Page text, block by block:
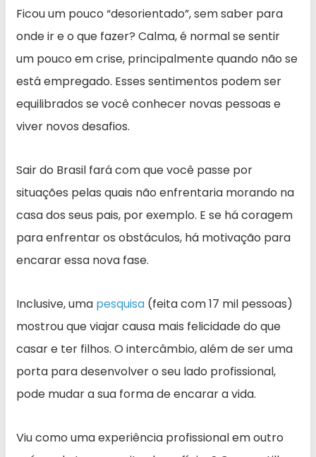
Ficou um pouco “desorientado”, sem saber para
onde ir e o que fazer? Calma, é normal se sentir
um pouco em crise, principalmente quando não se
está empregado. Esses sentimentos podem ser
equilibrados se você conhecer novas pessoas e
viver novos desafios.
Sair do Brasil fará com que você passe por
situações pelas quais não enfrentaria morando na
casa dos seus pais, por exemplo. E se há coragem
para enfrentar os obstáculos, há motivação para
encarar essa nova fase.
Inclusive, uma pesquisa (feita com 17 mil pessoas)
mostrou que viajar causa mais felicidade do que
casar e ter filhos. O intercâmbio, além de ser uma
porta para desenvolver o seu lado profissional,
pode mudar a sua forma de encarar a vida.
Viu como uma experiência profissional em outro